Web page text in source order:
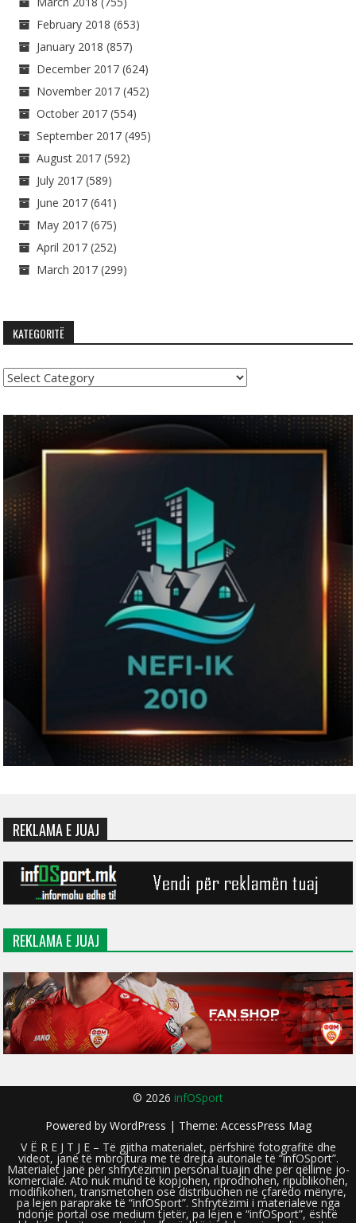
February 2018 (653)
January 2018 (857)
December 2017 (624)
November 2017 (452)
October 2017 (554)
September 2017 (495)
August 2017 (592)
July 2017 (589)
June 2017 (641)
May 2017 (675)
April 2017 (252)
March 2017 (299)
KATEGORITË
Kategoritë
REKLAMA E JUAJ
REKLAMA E JUAJ
© 2026 infOSport
Powered by WordPress | Theme: AccessPress Mag
V Ë R E J T J E – Të gjitha materialet, përfshirë fotografitë dhe
videot, janë të mbrojtura me të drejta autoriale të “infOSport”.
Materialet janë për shfrytëzimin personal tuajin dhe për qëllime jo-
komerciale. Ato nuk mund të kopjohen, riprodhohen, ripublikohen,
modifikohen, transmetohen ose distribuohen në çfarëdo mënyre,
pa lejen paraprake të “infOSport”. Shfrytëzimi i materialeve nga
ndonjë portal ose medium tjetër, pa lejen e “infOSport”, është